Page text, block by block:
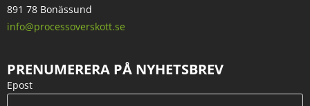
891 78 Bonässund
info@processoverskott.se
PRENUMERERA PÅ NYHETSBREV
Epost